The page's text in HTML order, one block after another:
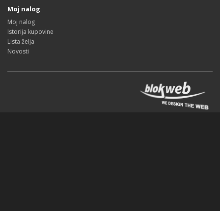
Moj nalog
Moj nalog
Istorija kupovine
Lista želja
Novosti